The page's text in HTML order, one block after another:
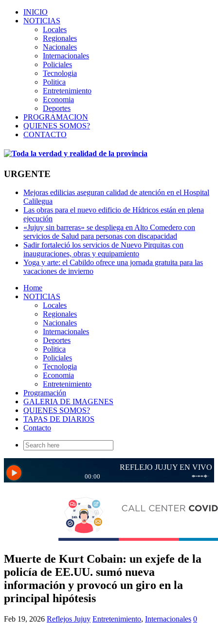
INICIO
NOTICIAS
Locales
Regionales
Nacionales
Internacionales
Policiales
Tecnologia
Politica
Entretenimiento
Economia
Deportes
PROGRAMACION
QUIENES SOMOS?
CONTACTO
URGENTE
Mejoras edilicias aseguran calidad de atención en el Hospital
Calilegua
Las obras para el nuevo edificio de Hídricos están en plena
ejecución
«Jujuy sin barreras» se despliega en Alto Comedero con
servicios de Salud para personas con discapacidad
Sadir fortaleció los servicios de Nuevo Pirquitas con
inauguraciones, obras y equipamiento
Yoga y arte: el Cabildo ofrece una jornada gratuita para las
vacaciones de invierno
Home
NOTICIAS
Locales
Regionales
Nacionales
Internacionales
Deportes
Politica
Policiales
Tecnologia
Economia
Entretenimiento
Programación
GALERIA DE IMAGENES
QUIENES SOMOS?
TAPAS DE DIARIOS
Contacto
Search
for:
Muerte de Kurt Cobain: un exjefe de la
policía de EE.UU. sumó nueva
información y provocó un giro en la
principal hipótesis
Feb 19, 2026 Reflejos Jujuy Entretenimiento, Internacionales 0